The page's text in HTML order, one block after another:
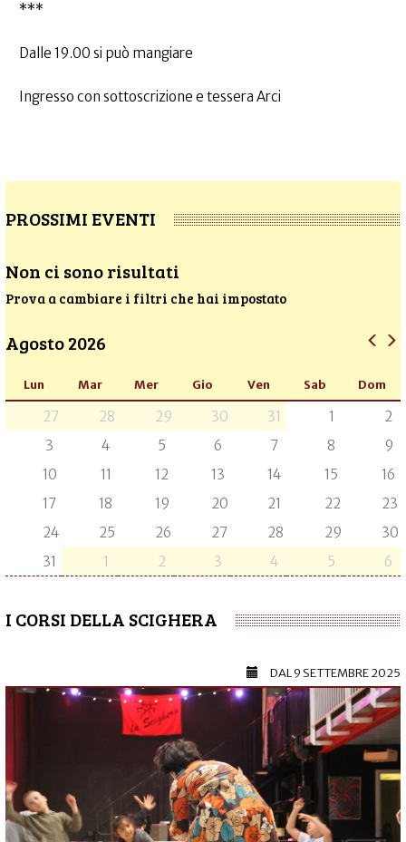
***
Dalle 19.00 si può mangiare
Ingresso con sottoscrizione e tessera Arci
PROSSIMI EVENTI
Non ci sono risultati
Prova a cambiare i filtri che hai impostato
Agosto 2026
Lun Mar Mer Gio Ven Sab Dom
27 28 29 30 31 1
2
3
4 5 6 7 8
9
10
11 12 13 14 15
16
17
18 19 20 21 22
23
24
25 26 27 28 29
30
31
1 2 3 4 5 6
I CORSI DELLA SCIGHERA
DAL9 SETTEMBRE 2025